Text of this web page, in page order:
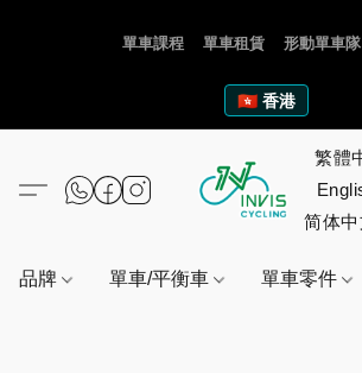
單車課程 單車租賃 形動單車隊
🇭🇰 香港
品牌 單車/平衡車 單車零件